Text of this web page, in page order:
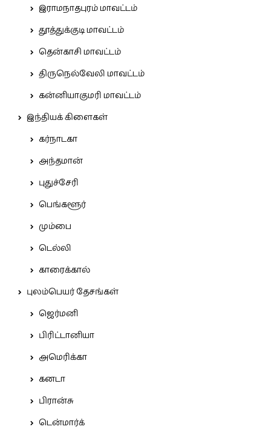
இராமநாதபுரம் மாவட்டம்
தூத்துக்குடி மாவட்டம்
தென்காசி மாவட்டம்
திருநெல்வேலி மாவட்டம்
கன்னியாகுமரி மாவட்டம்
இந்தியக் கிளைகள்
கர்நாடகா
அந்தமான்
புதுச்சேரி
பெங்களூர்
மும்பை
டெல்லி
காரைக்கால்
புலம்பெயர் தேசங்கள்
ஜெர்மனி
பிரிட்டானியா
அமெரிக்கா
கனடா
பிரான்சு
டென்மார்க்